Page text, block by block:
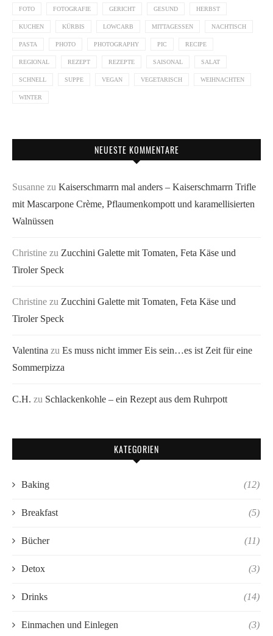
FOTO FOTOGRAFIE GERICHT GESUND HERBST
KUCHEN KÜRBIS LOWCARB MITTAGESSEN NACHTISCH
PASTA PHOTO PHOTOGRAPHY PIC RECIPE
REGIONAL REZEPT REZEPTE SAISONAL SALAT
SCHNELL SUPPE VEGAN VEGETARISCH WEIHNACHTEN
WINTER
NEUESTE KOMMENTARE
Susanne zu Kaiserschmarrn mal anders – Kaiserschmarrn Trifle
mit Mascarpone Crème, Pflaumenkompott und karamellisierten
Walnüssen
Christine zu Zucchini Galette mit Tomaten, Feta Käse und
Tiroler Speck
Christine zu Zucchini Galette mit Tomaten, Feta Käse und
Tiroler Speck
Valentina zu Es muss nicht immer Eis sein…es ist Zeit für eine
Sommerpizza
C.H. zu Schlackenkohle – ein Rezept aus dem Ruhrpott
KATEGORIEN
Baking (12)
Breakfast (5)
Bücher (11)
Detox (3)
Drinks (14)
Einmachen und Einlegen (3)